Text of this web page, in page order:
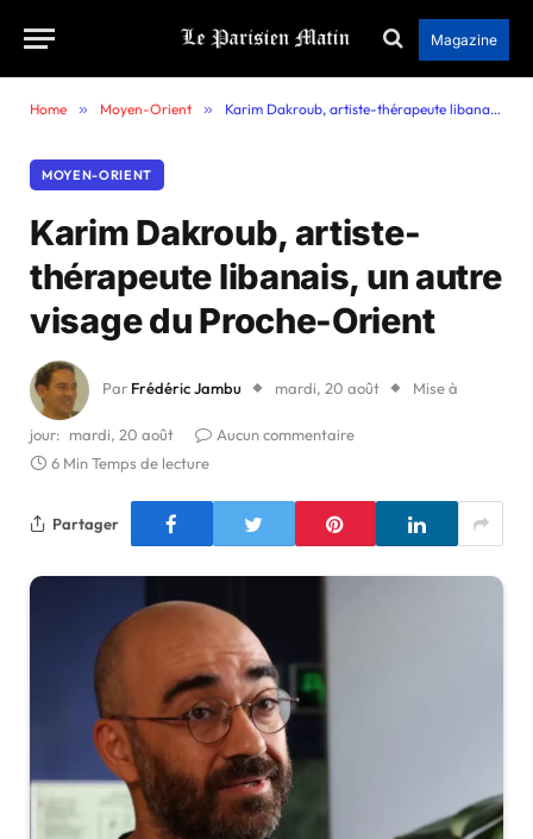
Magazine
Home » Moyen-Orient » Karim Dakroub, artiste-thérapeute libanais, un autre visage du Proche-Orient
MOYEN-ORIENT
Karim Dakroub, artiste-
thérapeute libanais, un autre
visage du Proche-Orient
Par Frédéric Jambu mardi, 20 août Mise à
jour: mardi, 20 août
Aucun commentaire
6 Min Temps de lecture
Partager